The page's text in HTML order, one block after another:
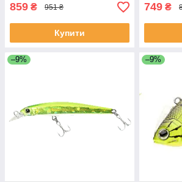
859 ₴ 951 ₴
Купити
749 ₴
–9% –9%